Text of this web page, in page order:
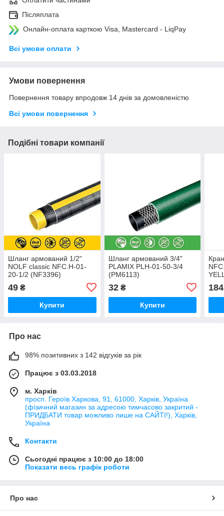
Післяплата
Онлайн-оплата карткою Visa, Mastercard - LiqPay
Всі умови оплати
Умови повернення
Повернення товару впродовж 14 днів за домовленістю
Всі умови повернення
Подібні товари компанії
Шланг армований 1/2"
NOLF classic NFC.H-01-
20-1/2 (NF3396)
49 ₴
Купити
Шланг армований 3/4"
PLAMIX PLH-01-50-3/4
(PM6113)
32₴
Купити
184
Про нас
98% позитивних з 142 відгуків за рік
Працює з 03.03.2018
м. Харків
просп. Героїв Харкова, 91, 61000, Харків, Україна
(фізичний магазин за адресою тимчасово закритий -
ПРИДБАТИ товар можливо лише на САЙТІ!), Харків,
Україна
Контакти
Сьогодні працює з 10:00 до 18:00
Показати весь графік роботи
Про нас